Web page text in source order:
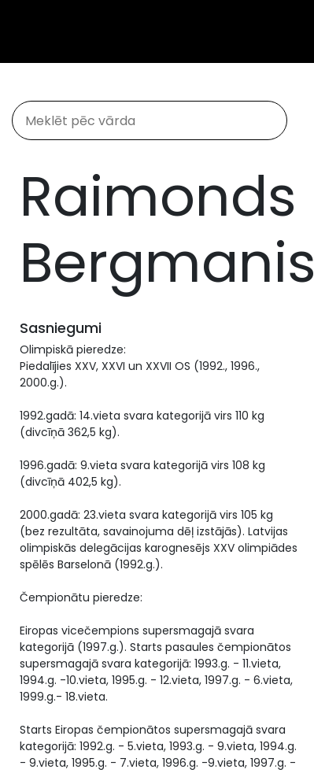
Raimonds
Bergmanis
Sasniegumi
Olimpiskā pieredze:
Piedalījies XXV, XXVI un XXVII OS (1992., 1996.,
2000.g.).
1992.gadā: 14.vieta svara kategorijā virs 110 kg
(divcīņā 362,5 kg).
1996.gadā: 9.vieta svara kategorijā virs 108 kg
(divcīņā 402,5 kg).
2000.gadā: 23.vieta svara kategorijā virs 105 kg
(bez rezultāta, savainojuma dēļ izstājās). Latvijas
olimpiskās delegācijas karognesējs XXV olimpiādes
spēlēs Barselonā (1992.g.).
Čempionātu pieredze:
Eiropas vicečempions supersmagajā svara
kategorijā (1997.g.). Starts pasaules čempionātos
supersmagajā svara kategorijā: 1993.g. - 11.vieta,
1994.g. -10.vieta, 1995.g. - 12.vieta, 1997.g. - 6.vieta,
1999.g.- 18.vieta.
Starts Eiropas čempionātos supersmagajā svara
kategorijā: 1992.g. - 5.vieta, 1993.g. - 9.vieta, 1994.g.
- 9.vieta, 1995.g. - 7.vieta, 1996.g. -9.vieta, 1997.g. -